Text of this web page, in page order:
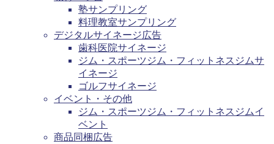
塾サンプリング
料理教室サンプリング
デジタルサイネージ広告
歯科医院サイネージ
ジム・スポーツジム・フィットネスジムサ
イネージ
ゴルフサイネージ
イベント・その他
ジム・スポーツジム・フィットネスジムイ
ベント
商品同梱広告